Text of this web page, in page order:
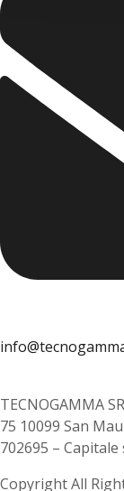
TECNOGAMMA
75 10099 San
702695 – Capitale
Copyright All